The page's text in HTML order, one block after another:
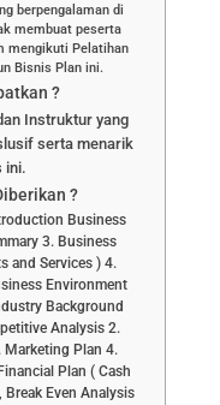
berpengalaman di
membuat peserta
mengikuti Pelatihan
Bisnis Plan ini.
?
Instruktur yang
serta menarik
ini.
?
Business
3. Business
and Services ) 4.
Environment
Background
Analysis 2.
Marketing Plan 4.
Plan ( Cash
Break Even Analysis